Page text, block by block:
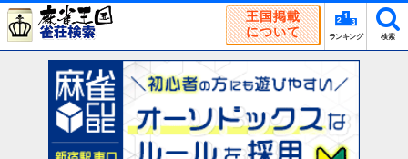
王国掲載
について
ランキング 検索